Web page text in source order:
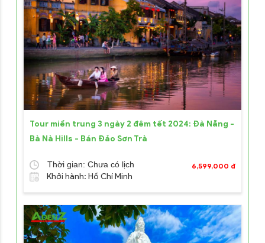
Tour miền trung 3 ngày 2 đêm tết 2024: Đà Nẵng -
Bà Nà Hills - Bán Đảo Sơn Trà
Thời gian: Chưa có lịch
Khởi hành: Hồ Chí Minh
6,599,000 đ